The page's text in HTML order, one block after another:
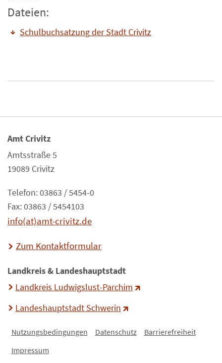
Dateien:
Schulbuchsatzung der Stadt Crivitz
Amt Crivitz
Amtsstraße 5
19089 Crivitz
Telefon: 03863 / 5454-0
Fax: 03863 / 5454103
info(at)amt-crivitz.de
Zum Kontaktformular
Landkreis & Landeshauptstadt
Landkreis Ludwigslust-Parchim
Landeshauptstadt Schwerin
Nutzungsbedingungen Datenschutz
Barrierefreiheit
Impressum